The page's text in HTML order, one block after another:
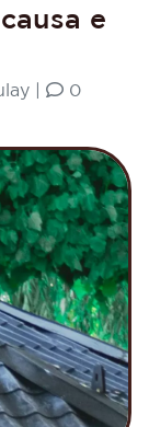
e
|
0